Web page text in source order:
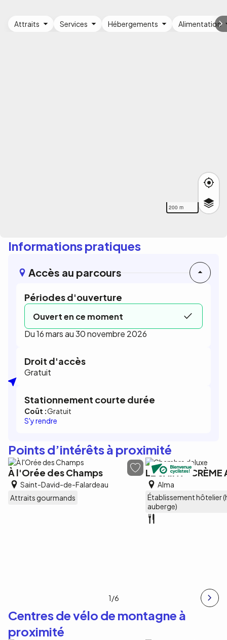
200 m
Attraits Services Hébergements Alimentation
Informations pratiques
Accès au parcours
Périodes d'ouverture
Ouvert en ce moment
Du 16 mars au 30 novembre 2026
Droit d'accès
Gratuit
Stationnement courte durée
Coût :Gratuit
S'y rendre
Points d’intérêts à proximité
À l'Orée des Champs
Saint-David-de-Falardeau
Attraits gourmands
LE SAINT-CRÈME
Alma
Établissement hôtelier
auberge)
1/6
Centres de vélo de montagne à
proximité